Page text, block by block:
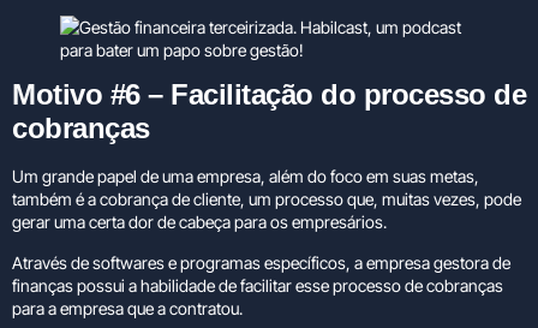
Motivo #6 – Facilitação do processo de
cobranças
Um grande papel de uma empresa, além do foco em suas metas,
também é a cobrança de cliente, um processo que, muitas vezes, pode
gerar uma certa dor de cabeça para os empresários.
Através de softwares e programas específicos, a empresa gestora de
finanças possui a habilidade de facilitar esse processo de cobranças
para a empresa que a contratou.